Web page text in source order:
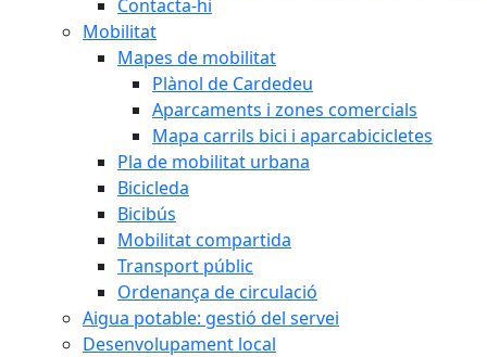
Contacta-hi
Mobilitat
Mapes de mobilitat
Plànol de Cardedeu
Aparcaments i zones comercials
Mapa carrils bici i aparcabicicletes
Pla de mobilitat urbana
Bicicleda
Bicibús
Mobilitat compartida
Transport públic
Ordenança de circulació
Aigua potable: gestió del servei
Desenvolupament local